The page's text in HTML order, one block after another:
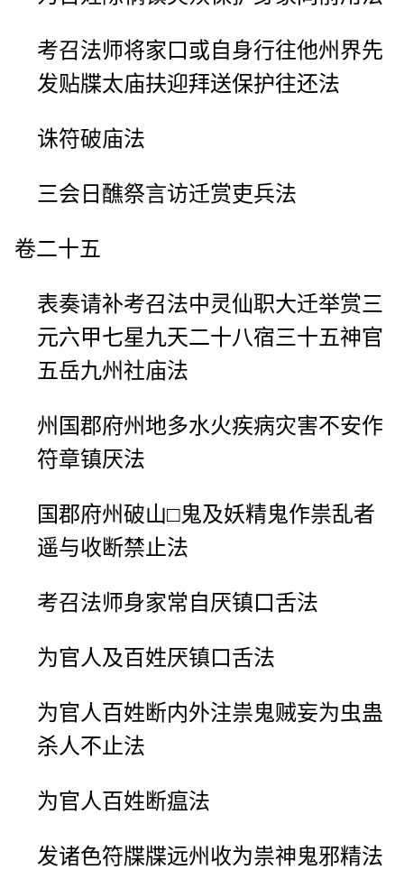
考召法师将家口或自身行往他州界先
发贴牒太庙扶迎拜送保护往还法
诛符破庙法
三会日醮祭言访迁赏吏兵法
卷二十五
表奏请补考召法中灵仙职大迁举赏三
元六甲七星九天二十八宿三十五神官
五岳九州社庙法
州国郡府州地多水火疾病灾害不安作
符章镇厌法
国郡府州破山□鬼及妖精鬼作祟乱者
遥与收断禁止法
考召法师身家常自厌镇口舌法
为官人及百姓厌镇口舌法
为官人百姓断内外注祟鬼贼妄为虫蛊
杀人不止法
为官人百姓断瘟法
发诸色符牒牒远州收为祟神鬼邪精法